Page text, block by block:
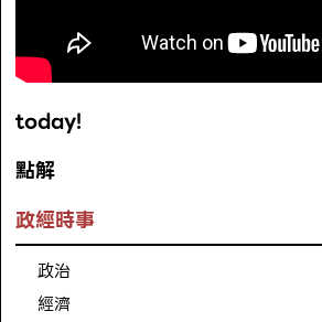
today!
點解
政經時事
政治
經濟